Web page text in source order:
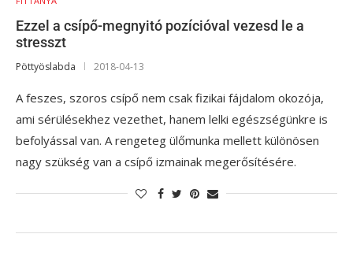
Ezzel a csípő-megnyitó pozícióval vezesd le a
stresszt
Pöttyöslabda 2018-04-13
A feszes, szoros csípő nem csak fizikai fájdalom okozója,
ami sérülésekhez vezethet, hanem lelki egészségünkre is
befolyással van. A rengeteg ülőmunka mellett különösen
nagy szükség van a csípő izmainak megerősítésére.